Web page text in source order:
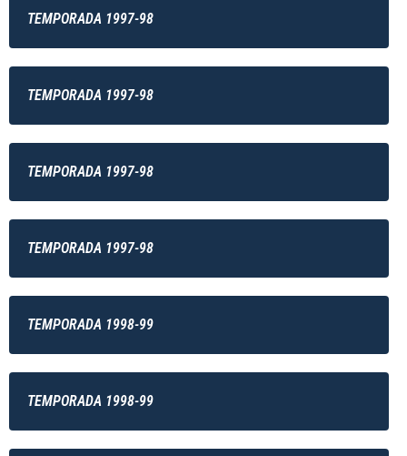
TEMPORADA 1997-98
TEMPORADA 1997-98
TEMPORADA 1997-98
TEMPORADA 1997-98
TEMPORADA 1998-99
TEMPORADA 1998-99